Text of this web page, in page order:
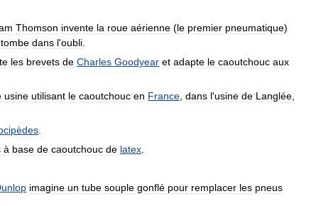
Thomson invente la roue aérienne (le premier pneumatique)
tombe dans l'oubli
les brevets de Charles Goodyear et adapte le caoutchouc aux
usine utilisant le caoutchouc en France dans l'usine de Langlée
à base de caoutchouc de latex
imagine un tube souple gonflé pour remplacer les pneus